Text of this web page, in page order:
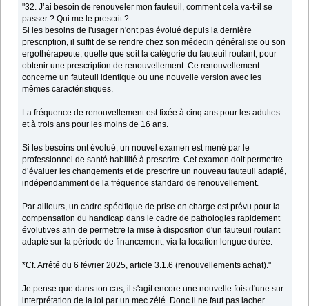
"32. J’ai besoin de renouveler mon fauteuil, comment cela va-t-il se
passer ? Qui me le prescrit ?
Si les besoins de l'usager n'ont pas évolué depuis la dernière
prescription, il suffit de se rendre chez son médecin généraliste ou son
ergothérapeute, quelle que soit la catégorie du fauteuil roulant, pour
obtenir une prescription de renouvellement. Ce renouvellement
concerne un fauteuil identique ou une nouvelle version avec les
mêmes caractéristiques.
La fréquence de renouvellement est fixée à cinq ans pour les adultes
et à trois ans pour les moins de 16 ans.
Si les besoins ont évolué, un nouvel examen est mené par le
professionnel de santé habilité à prescrire. Cet examen doit permettre
d’évaluer les changements et de prescrire un nouveau fauteuil adapté,
indépendamment de la fréquence standard de renouvellement.
Par ailleurs, un cadre spécifique de prise en charge est prévu pour la
compensation du handicap dans le cadre de pathologies rapidement
évolutives afin de permettre la mise à disposition d'un fauteuil roulant
adapté sur la période de financement, via la location longue durée.
*Cf. Arrêté du 6 février 2025, article 3.1.6 (renouvellements achat)."
Je pense que dans ton cas, il s'agit encore une nouvelle fois d'une sur
interprétation de la loi par un mec zélé. Donc il ne faut pas lacher